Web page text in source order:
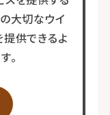
大切なウイ
供できるよ
。